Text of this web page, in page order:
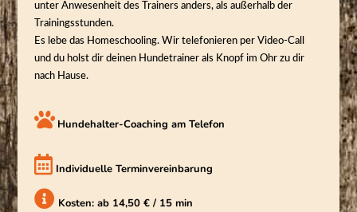
unter Anwesenheit des Trainers anders, als außerhalb der
Trainingsstunden.
Es lebe das Homeschooling. Wir telefonieren per Video-Call
und du holst dir deinen Hundetrainer als Knopf im Ohr zu dir
nach Hause.
Hundehalter-Coaching am Telefon
Individuelle Terminvereinbarung
Kosten: ab 14,50 € / 15 min